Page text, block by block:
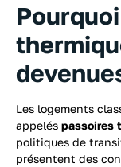
Les logements
appelés passoires
politiques de
présentent des